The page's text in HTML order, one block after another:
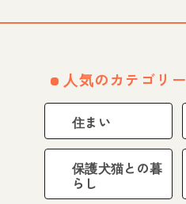
人気のカテゴリー
住まい
保護犬猫との暮
らし